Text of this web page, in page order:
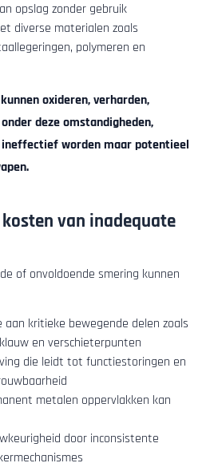
opslag zonder gebruik
diverse materialen zoals
polymeren en
oxideren, verharden,
deze omstandigheden,
worden maar potentieel
van inadequate
of onvoldoende smering kunnen
aan kritieke bewegende delen zoals
en verschieterpunten
die leidt tot functiestoringen en
metalen oppervlakken kan
door inconsistente